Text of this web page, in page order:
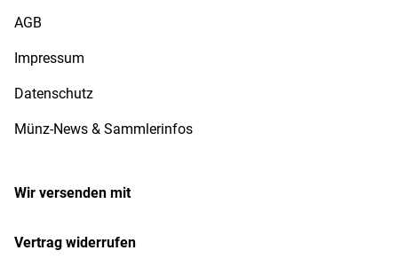
AGB
Impressum
Datenschutz
Münz-News & Sammlerinfos
Wir versenden mit
Vertrag widerrufen